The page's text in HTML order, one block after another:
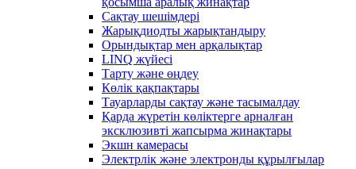
Сақтау шешімдері
Жарықдиодты жарықтандыру
Орындықтар мен арқалықтар
LINQ жүйесі
Тарту және өңдеу
Көлік қақпақтары
Тауарларды сақтау және тасымалдау
Қарда жүретін көліктерге арналған
эксклюзивті жапсырма жинақтары
Экшн камерасы
Электрлік және электронды құрылғылар